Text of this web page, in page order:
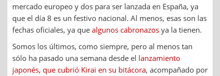
mercado europeo y dos para ser lanzada en España, ya
que el día 8 es un festivo nacional. Al menos, esas son las
fechas oficiales, ya que algunos cabronazos ya la tienen.
Somos los últimos, como siempre, pero al menos tan
sólo ha pasado una semana desde el lanzamiento
japonés, que cubrió Kirai en su bitácora, acompañado por